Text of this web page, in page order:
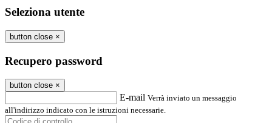
Seleziona utente
button close ×
Recupero password
button close ×
E-mail Verrà inviato un messaggio
all'indirizzo indicato con le istruzioni necessarie.